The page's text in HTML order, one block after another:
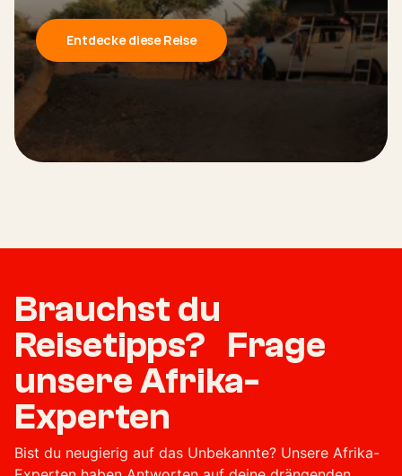
Entdecke diese Reise
Brauchst du
Reisetipps? Frage
unsere Afrika-
Experten
Bist du neugierig auf das Unbekannte? Unsere Afrika-